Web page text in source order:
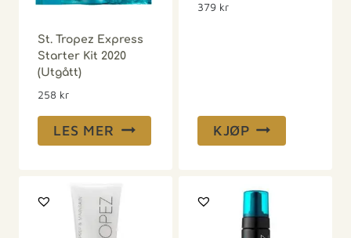
St. Tropez Express
Starter Kit 2020
(Utgått)
258 kr
LES MER
379 kr
KJØP